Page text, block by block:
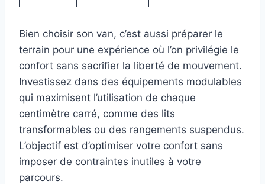
Bien choisir son van, c’est aussi préparer le
terrain pour une expérience où l’on privilégie le
confort sans sacrifier la liberté de mouvement.
Investissez dans des équipements modulables
qui maximisent l’utilisation de chaque
centimètre carré, comme des lits
transformables ou des rangements suspendus.
L’objectif est d’optimiser votre confort sans
imposer de contraintes inutiles à votre
parcours.